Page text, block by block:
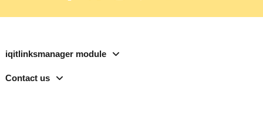
iqitlinksmanager module
Contact us